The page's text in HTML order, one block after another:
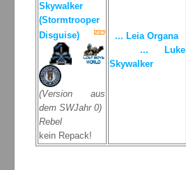
Skywalker
(Stormtrooper
Disguise)
(Version aus
dem SWJahr 0)
Rebel
kein Repack!
... Leia Organa
... Luke
Skywalker